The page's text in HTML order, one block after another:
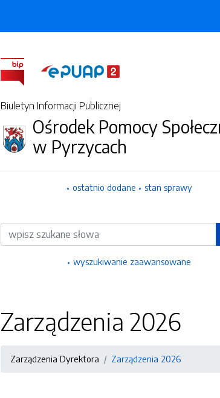
Biuletyn Informacji Publicznej
Ośrodek Pomocy
w Pyrzycach
ostatnio dodane stan sprawy
Wyszukiwarka
wyszukiwanie zaawansowane
Zarządzenia 2026
Zarządzenia Dyrektora Zarządzenia 2026